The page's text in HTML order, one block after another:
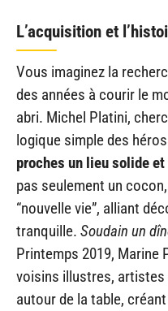
L’acquisition et
Vous imaginez la
des années à courir le
abri. Michel Platini,
logique simple des
proches un lieu solide
pas seulement un
“nouvelle vie”, alliant
tranquille. Soudain un
Printemps 2019, Marine
voisins illustres, artistes
autour de la table,